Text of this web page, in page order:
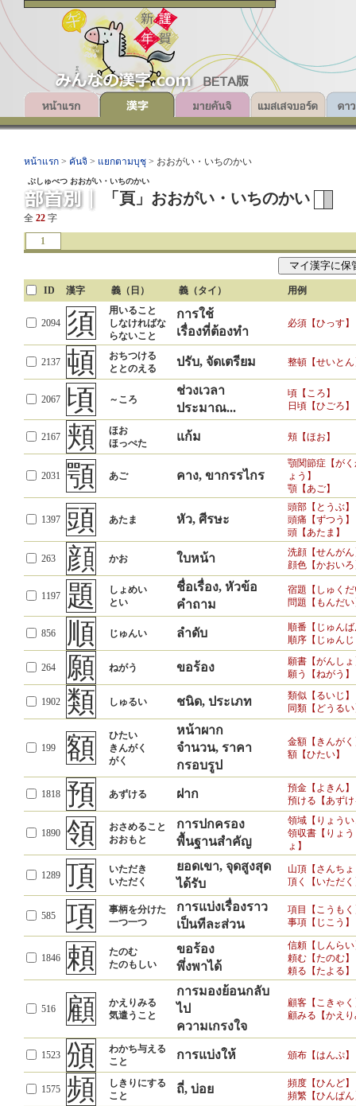
หน้าแรก > คันจิ > แยกตามบุชุ > おおがい・いちのかい
ぶしゅべつ おおがい・いちのかい
「頁」おおがい・いちのかい
全 22 字
1
ID 漢字 義（日） 義（タイ） 用例
2094 須
用いること
しなければな
らないこと
การใช้
เรื่องที่ต้องทำ
必須【ひっす】
2137 頓
おちつける
ととのえる
ปรับ, จัดเตรียม 整頓【せいと
2067 頃 ～ころ
ช่วงเวลา
ประมาณ...
頃【ころ】
日頃【ひごろ】
2167 頬
ほお
ほっぺた
แก้ม 頬【ほお】
2031 顎 あご คาง, ขากรรไกร
顎関節症【が
ょう】
顎【あご】
1397 頭 あたま หัว, ศีรษะ
頭部【とうぶ】
頭痛【ずつう】
頭【あたま】
263 顔 かお ใบหน้า
洗顔【せんが
顔色【かおい
1197 題
しょめい
とい
ชื่อเรื่อง, หัวข้อ
คำถาม
宿題【しゅく
問題【もんだ
856 順 じゅんい ลำดับ
順番【じゅん
順序【じゅん
264 願 ねがう ขอร้อง
願書【がんし
願う【ねがう】
1902 類 しゅるい ชนิด, ประเภท
類似【るいじ】
同類【どうる
199 額
ひたい
きんがく
がく
หน้าผาก
จำนวน, ราคา
กรอบรูป
金額【きんが
額【ひたい】
1818 預 あずける ฝาก
預金【よきん】
預ける【あず
1890 領
おさめること
おおもと
การปกครอง
พื้นฐานสำคัญ
領域【りょう
領収書【りょ
ょ】
1289 頂
いただき
いただく
ยอดเขา, จุดสูงสุด
ได้รับ
山頂【さんち
頂く【いただ
585 項
事柄を分けた
一つ一つ
การแบ่งเรื่องราว
เป็นทีละส่วน
項目【こうも
事項【じこう】
1846 頼
たのむ
たのもしい
ขอร้อง
พึ่งพาได้
信頼【しんら
頼む【たのむ】
頼る【たよる】
516 顧
かえりみる
気遣うこと
การมองย้อนกลับ
ไป
ความเกรงใจ
顧客【こきゃ
顧みる【かえ
1523 頒
わかち与える
こと
การแบ่งให้ 頒布【はんぷ】
1575 頻
しきりにする
こと
ถี่, บ่อย
頻度【ひんど】
頻繁【ひんぱ